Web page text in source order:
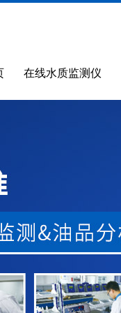
在线水质监测仪